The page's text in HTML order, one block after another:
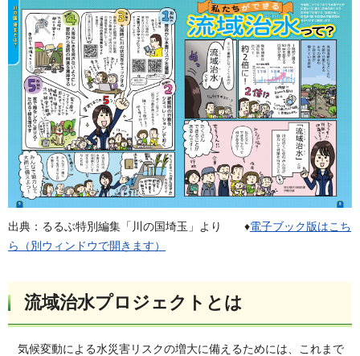
出典：るるぶ特別編集「川の国埼玉」より ♦電子ブック版はこち
ら（別ウィンドウで開きます）
流域治水プロジェクトとは
気候変動による水災害リスクの増大に備えるためには、これまで